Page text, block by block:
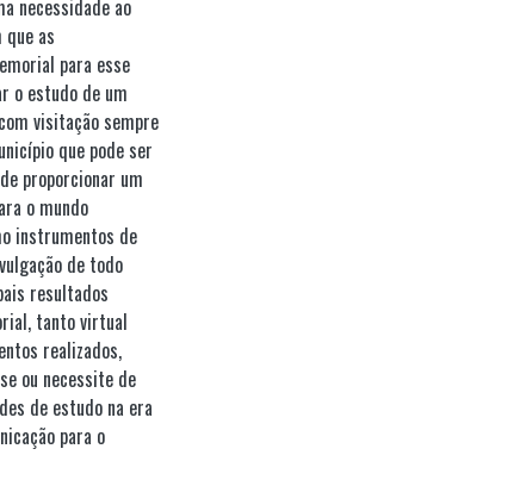
necessidade ao
as
para esse
o estudo de um
visitação sempre
que pode ser
proporcionar um
o mundo
instrumentos de
de todo
resultados
tanto virtual
realizados,
ou necessite de
de estudo na era
para o